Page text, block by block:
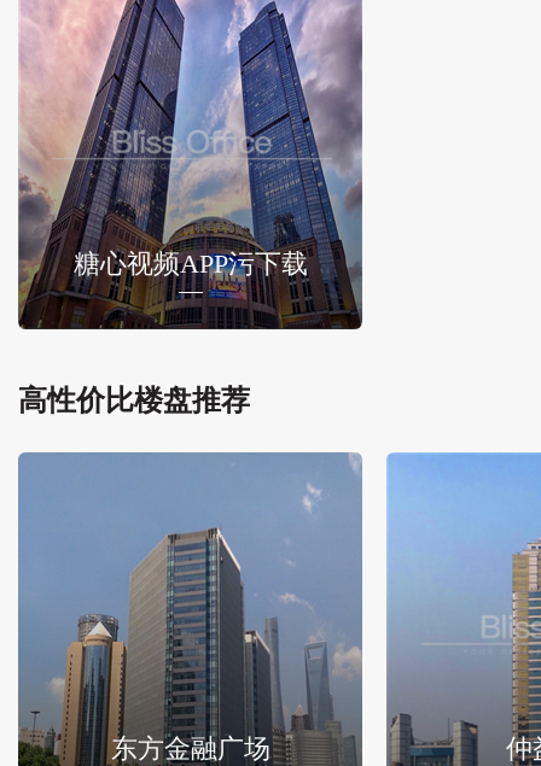
糖心视频APP污下载
高性价比楼盘推荐
东方金融广场 仲